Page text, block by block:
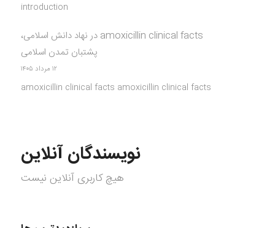
introduction
amoxicillin clinical facts در نهاد دانش اسلامی،
پشتبان تمدن اسلامی
۱۲ مرداد ۱۴۰۵
amoxicillin clinical facts amoxicillin clinical facts
نویسندگان آنلاین
هیچ کاربری آنلاین نیست